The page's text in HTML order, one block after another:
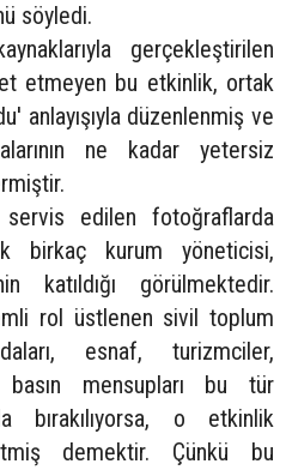
söyledi.
gerçekleştirilen
etmeyen bu etkinlik, ortak
anlayışıyla düzenlenmiş ve
ne kadar yetersiz
servis edilen fotoğraflarda
birkaç kurum yöneticisi,
katıldığı görülmektedir.
rol üstlenen sivil toplum
esnaf, turizmciler,
mensupları bu tür
bırakılıyorsa, o etkinlik
demektir. Çünkü bu